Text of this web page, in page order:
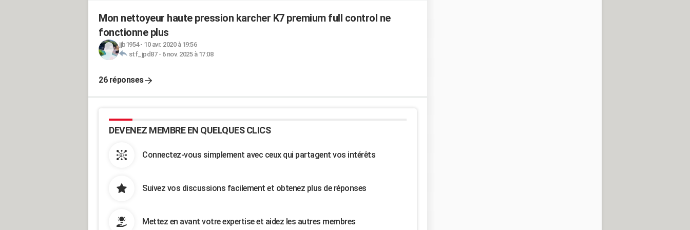
Mon nettoyeur haute pression karcher K7 premium full control ne
fonctionne plus
jjb1954- 10 avr. 2020 à 19:56
stf_jpd87- 6 nov. 2025 à 17:08
26 réponses
DEVENEZ MEMBRE EN QUELQUES CLICS
Connectez-vous simplement avec ceux qui partagent vos intérêts
Suivez vos discussions facilement et obtenez plus de réponses
Mettez en avant votre expertise et aidez les autres membres